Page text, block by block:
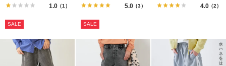
1.0（1）
SALE
5.0（3）
SALE
4.0（2）